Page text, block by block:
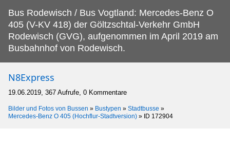
Bus Rodewisch / Bus Vogtland: Mercedes-Benz O
405 (V-KV 418) der Göltzschtal-Verkehr GmbH
Rodewisch (GVG), aufgenommen im April 2019 am
Busbahnhof von Rodewisch.
N8Express
19.06.2019, 367 Aufrufe, 0 Kommentare
Bilder und Fotos von Bussen » Bustypen » Stadtbusse »
Mercedes-Benz O 405 (Hochflur-Stadtversion) » ID 172904